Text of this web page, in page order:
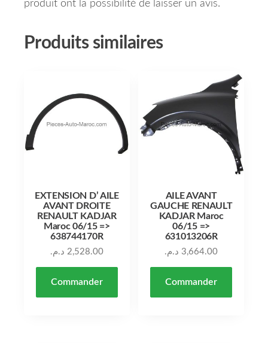
produit ont la possibilité de laisser un avis.
Produits similaires
EXTENSION D’ AILE
AVANT DROITE
RENAULT KADJAR
Maroc 06/15 =>
638744170R
2,528.00 د.م.
Commander
AILE AVANT
GAUCHE RENAULT
KADJAR Maroc
06/15 =>
631013206R
3,664.00 د.م.
Commander